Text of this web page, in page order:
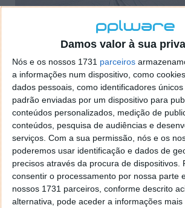
Damos valor à sua
Nós e os nossos 1731 parceiros
a informações num dispositivo, como
dados pessoais, como identificadores
padrão enviadas por um dispositivo para
conteúdos personalizados, medição de
conteúdos, pesquisa de audiências e
serviços. Com a sua permissão, nós e os
poderemos usar identificação e dados de
precisos através da procura de dispositivos.
consentir o processamento por nossa parte
nossos 1731 parceiros, conforme descrito
alternativa, pode aceder a informações